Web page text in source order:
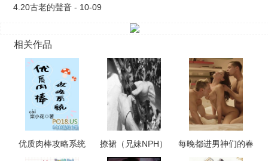
與互動3.作品中的劇情、台詞是我的原創想法，但呈現與文筆烘
托，則是ＡＩ完成，所以會有ＡＩ味，在意的話不要看。4.由於
本人是受，因此攻略角色都是攻，我寫起來比較有感覺，但這是
目前拉，畢竟有12個名額可以慢慢寫，所以這部分未來可能視大
家的回饋改變
4.20古老的聲音 - 10-09
相关作品
优质肉棒攻略系统
撩裙（兄妹NPH）
每晚都进男神们的春